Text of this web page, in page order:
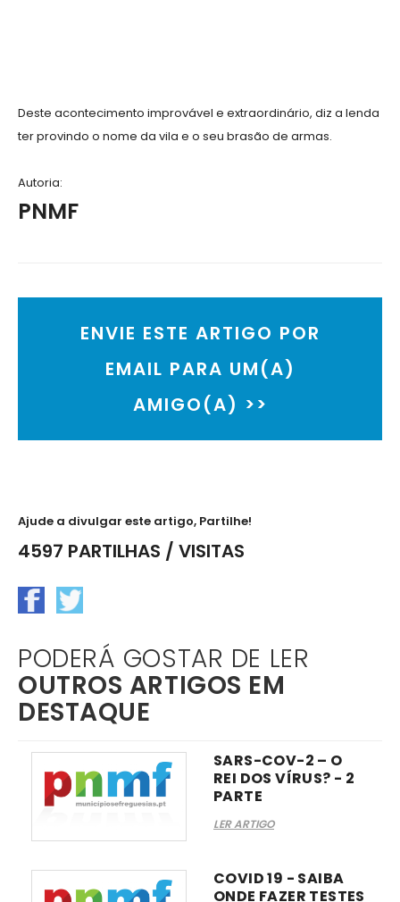
Deste acontecimento improvável e extraordinário, diz a lenda
ter provindo o nome da vila e o seu brasão de armas.
Autoria:
PNMF
ENVIE ESTE ARTIGO POR
EMAIL PARA UM(A)
AMIGO(A) >>
Ajude a divulgar este artigo, Partilhe!
4597 PARTILHAS / VISITAS
PODERÁ GOSTAR DE LER
OUTROS ARTIGOS EM
DESTAQUE
SARS-COV-2 – O
REI DOS VÍRUS? - 2
PARTE
LER ARTIGO
COVID 19 - SAIBA
ONDE FAZER TESTES